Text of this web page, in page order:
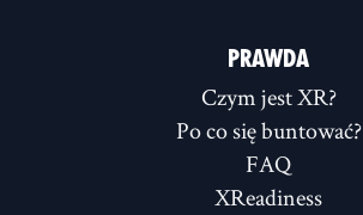
PRAWDA
Czym jest XR?
Po co się buntować?
FAQ
XReadiness